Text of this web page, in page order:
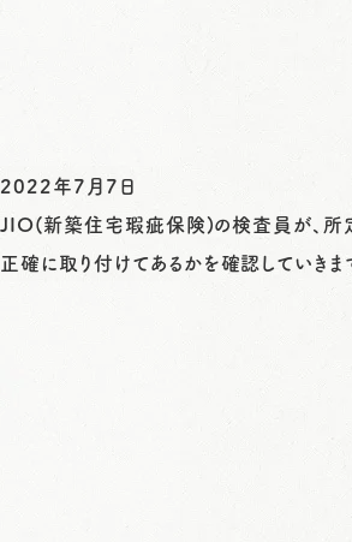
2022年7月7日
JIO(新築住宅瑕疵保険)の検査員が、
正確に取り付けてあるかを確認していきま